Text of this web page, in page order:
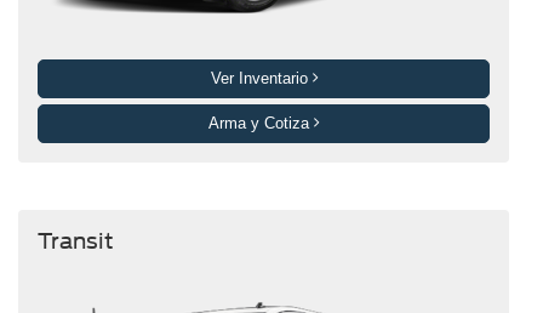
Ver Inventario
Arma y Cotiza
Transit